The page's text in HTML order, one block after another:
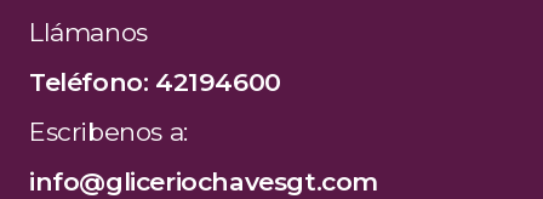
Llámanos
Teléfono: 42194600
Escribenos a:
info@gliceriochavesgt.com